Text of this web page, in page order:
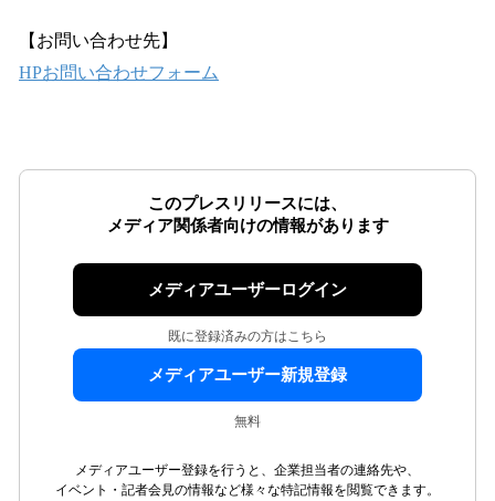
【お問い合わせ先】
HPお問い合わせフォーム
このプレスリリースには、
メディア関係者向けの情報があります
メディアユーザーログイン
既に登録済みの方はこちら
メディアユーザー新規登録
無料
メディアユーザー登録を行うと、企業担当者の連絡先や、
イベント・記者会見の情報など様々な特記情報を閲覧できます。